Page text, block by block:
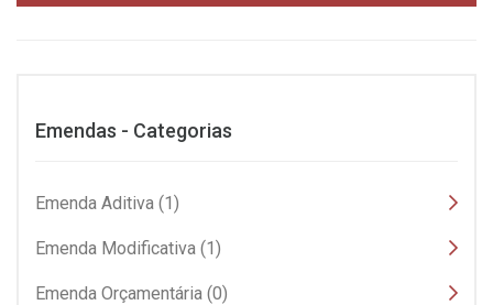
Emendas - Categorias
Emenda Aditiva (1)
Emenda Modificativa (1)
Emenda Orçamentária (0)